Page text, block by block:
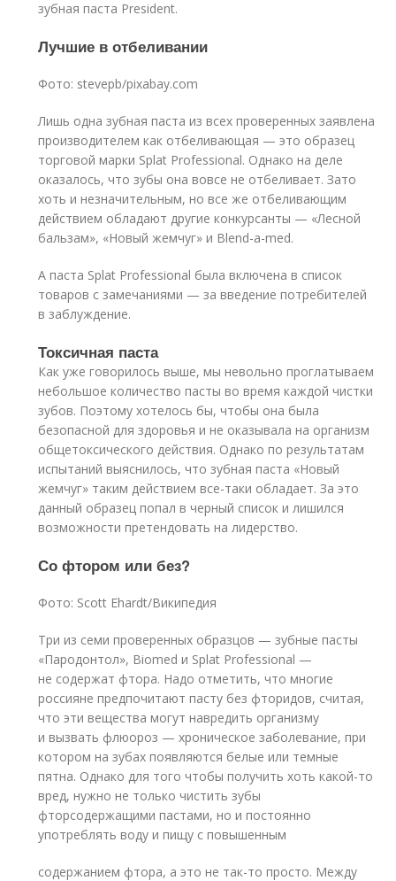
зубная паста President.
Лучшие в отбеливании
Фото: stevepb/pixabay.com
Лишь одна зубная паста из всех проверенных заявлена
производителем как отбеливающая — это образец
торговой марки Splat Professional. Однако на деле
оказалось, что зубы она вовсе не отбеливает. Зато
хоть и незначительным, но все же отбеливающим
действием обладают другие конкурсанты — «Лесной
бальзам», «Новый жемчуг» и Blend-a-med.
А паста Splat Professional была включена в список
товаров с замечаниями — за введение потребителей
в заблуждение.
Токсичная паста
Как уже говорилось выше, мы невольно проглатываем
небольшое количество пасты во время каждой чистки
зубов. Поэтому хотелось бы, чтобы она была
безопасной для здоровья и не оказывала на организм
общетоксического действия. Однако по результатам
испытаний выяснилось, что зубная паста «Новый
жемчуг» таким действием все-таки обладает. За это
данный образец попал в черный список и лишился
возможности претендовать на лидерство.
Со фтором или без?
Фото: Scott Ehardt/Википедия
Три из семи проверенных образцов — зубные пасты
«Пародонтол», Biomed и Splat Professional —
не содержат фтора. Надо отметить, что многие
россияне предпочитают пасту без фторидов, считая,
что эти вещества могут навредить организму
и вызвать флюороз — хроническое заболевание, при
котором на зубах появляются белые или темные
пятна. Однако для того чтобы получить хоть какой-то
вред, нужно не только чистить зубы
фторсодержащими пастами, но и постоянно
употреблять воду и пищу с повышенным
содержанием фтора, а это не так-то просто. Между